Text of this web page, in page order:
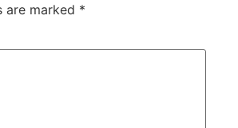
are marked *